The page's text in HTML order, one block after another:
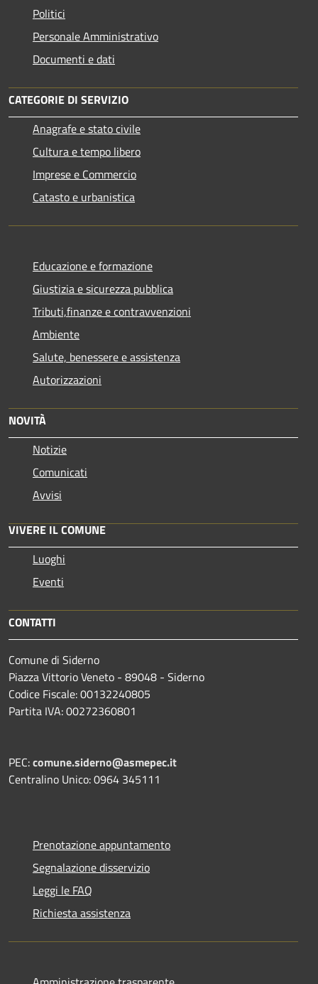
Politici
Personale Amministrativo
Documenti e dati
CATEGORIE DI SERVIZIO
Anagrafe e stato civile
Cultura e tempo libero
Imprese e Commercio
Catasto e urbanistica
Educazione e formazione
Giustizia e sicurezza pubblica
Tributi,finanze e contravvenzioni
Ambiente
Salute, benessere e assistenza
Autorizzazioni
NOVITÀ
Notizie
Comunicati
Avvisi
VIVERE IL COMUNE
Luoghi
Eventi
CONTATTI
Comune di Siderno
Piazza Vittorio Veneto - 89048 - Siderno
Codice Fiscale: 00132240805
Partita IVA: 00272360801
PEC:comune.siderno@asmepec.it
Centralino Unico: 0964 345111
Prenotazione appuntamento
Segnalazione disservizio
Leggi le FAQ
Richiesta assistenza